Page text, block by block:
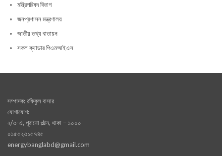
মন্ত্রিপরিষদ বিভাগ
জনপ্রশাসন মন্ত্রণালয়
জাতীয় তথ্য বাতায়ন
সকল ক্যাডার পিএমআইএস
সম্পাদক: রফিকুল বাসার
যোগাযোগ:
২/৩-এ, পূরানো পল্টন, থাকা – ১০০০
০১৫৫২৩১৫৭৪৫
energybanglabd@gmail.com